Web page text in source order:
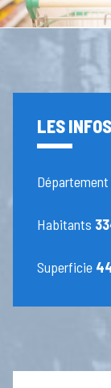
LES
Habitants
Superficie